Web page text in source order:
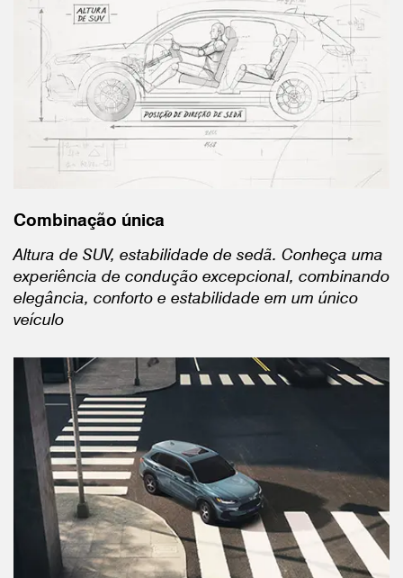
Combinação única
Altura de SUV, estabilidade de sedã. Conheça uma
experiência de condução excepcional, combinando
elegância, conforto e estabilidade em um único
veículo